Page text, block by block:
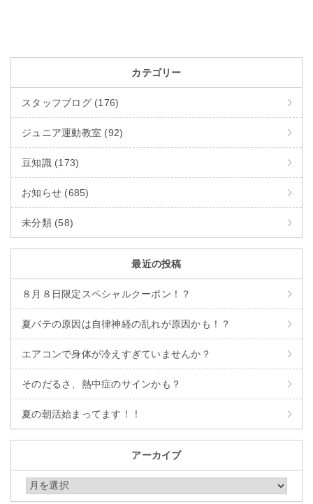
カテゴリー
スタッフブログ (176)
ジュニア運動教室 (92)
豆知識 (173)
お知らせ (685)
未分類 (58)
最近の投稿
８月８日限定スペシャルクーポン！？
夏バテの原因は自律神経の乱れが原因かも！？
エアコンで身体が冷えすぎていませんか？
そのだるさ、熱中症のサインかも？
夏の朝活始まってます！！
アーカイブ
アーカイブ